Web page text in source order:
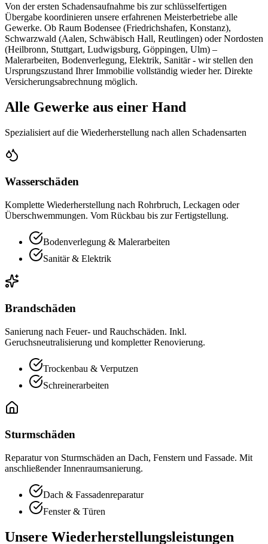
Von der ersten Schadensaufnahme bis zur schlüsselfertigen
Übergabe koordinieren unsere erfahrenen Meisterbetriebe alle
Gewerke. Ob Raum Bodensee (Friedrichshafen, Konstanz),
Schwarzwald (Aalen, Schwäbisch Hall, Reutlingen) oder Nordosten
(Heilbronn, Stuttgart, Ludwigsburg, Göppingen, Ulm) –
Malerarbeiten, Bodenverlegung, Elektrik, Sanitär - wir stellen den
Ursprungszustand Ihrer Immobilie vollständig wieder her. Direkte
Versicherungsabrechnung möglich.
Alle Gewerke aus einer Hand
Spezialisiert auf die Wiederherstellung nach allen Schadensarten
Wasserschäden
Komplette Wiederherstellung nach Rohrbruch, Leckagen oder
Überschwemmungen. Vom Rückbau bis zur Fertigstellung.
Bodenverlegung & Malerarbeiten
Sanitär & Elektrik
Brandschäden
Sanierung nach Feuer- und Rauchschäden. Inkl.
Geruchsneutralisierung und kompletter Renovierung.
Trockenbau & Verputzen
Schreinerarbeiten
Sturmschäden
Reparatur von Sturmschäden an Dach, Fenstern und Fassade. Mit
anschließender Innenraumsanierung.
Dach & Fassadenreparatur
Fenster & Türen
Unsere Wiederherstellungsleistungen